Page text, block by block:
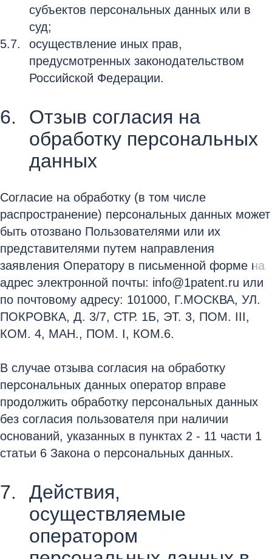
субъектов персональных данных или в
суд;
осуществление иных прав,
предусмотренных законодательством
Российской Федерации.
Отзыв согласия на
обработку персональных
данных
Согласие на обработку (в том числе
распространение) персональных данных может
быть отозвано Пользователями или их
представителями путем направления
заявления Оператору в письменной форме на
адрес электронной почты: info@1patent.ru или
по почтовому адресу: 101000, Г.МОСКВА, УЛ.
ПОКРОВКА, Д. 3/7, СТР. 1Б, ЭТ. 3, ПОМ. III,
КОМ. 4, МАН., ПОМ. I, КОМ.6.
В случае отзыва согласия на обработку
персональных данных оператор вправе
продолжить обработку персональных данных
без согласия пользователя при наличии
оснований, указанных в пунктах 2 - 11 части 1
статьи 6 Закона о персональных данных.
Действия,
осуществляемые
оператором